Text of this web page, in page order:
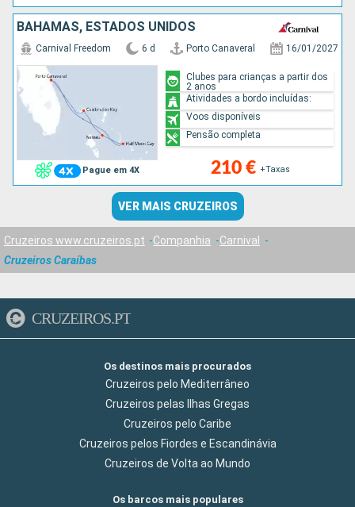
BAHAMAS, ESTADOS UNIDOS
Pague em 4X
Carnival Freedom 6 d Porto Canaveral 16/01/2027
210 € +Taxas
Clubes para crianças a partir dos
2 anos
Atividades a bordo incluídas:
Voos disponíveis
Pensão completa
VER MAIS CRUZEIROS
Cruzeiros www.cruzeiros.pt Companhia
Carnival
Cruzeiros Caraíbas
CRUZEIROS.PT
Os destinos mais procurados
Cruzeiros pelo Mediterrâneo
Cruzeiros pelas Ilhas Gregas
Cruzeiros pelo Caribe
Cruzeiros pelos Fiordes e Escandinávia
Cruzeiros de Volta ao Mundo
Os barcos mais populares